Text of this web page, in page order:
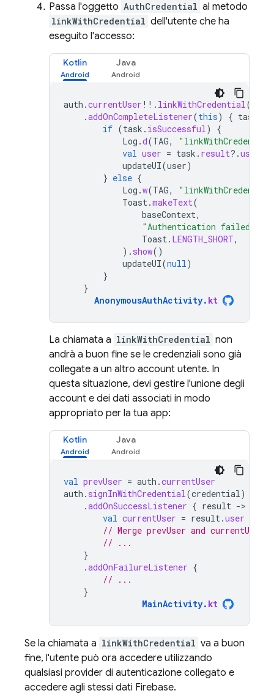
Passa l'oggetto AuthCredential al metodo
linkWithCredential dell'utente che ha
eseguito l'accesso:
Kotlin Java
auth .currentUser !! . linkWithCredential(
.addOnCompleteListener(this) { task
if (task . isSuccessful)
{
Log .d(TAG,
val user = task . result?.user
updateUI(user)
} else {
Log .w(TAG,
Toast.makeText(
baseContext,
"Authentication failed."
Toast. LENGTH_SHORT,
). show()
updateUI(null)
}
}
AnonymousAuthActivity. kt
La chiamata a linkWithCredential non
andrà a buon fine se le credenziali sono già
collegate a un altro account utente. In
questa situazione, devi gestire l'unione degli
account e dei dati associati in modo
appropriato per la tua app:
Kotlin Java
val prevUser = auth .currentUser
auth . signInWithCredential(credential)
.addOnSuccessListener { result -
val currentUser = result.user
// Merge prevUser and currentUser
// ...
}
.addOnFailureListener {
// ...
}
MainActivity. kt
Se la chiamata a linkWithCredential va a buon
fine, l'utente può ora accedere utilizzando
qualsiasi provider di autenticazione collegato e
accedere agli stessi dati Firebase.